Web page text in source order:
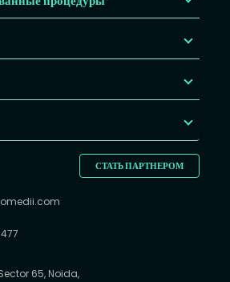
СТАТЬ ПАРТНЕРОМ
65, Noida,